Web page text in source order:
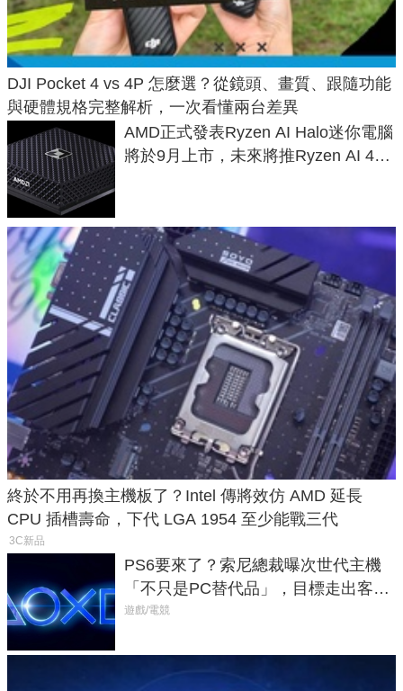
DJI Pocket 4 vs 4P 怎麼選？從鏡頭、畫質、跟隨功能
與硬體規格完整解析，一次看懂兩台差異
AMD正式發表Ryzen AI Halo迷你電腦
將於9月上市，未來將推Ryzen AI 400
終於不用再換主機板了？Intel 傳將效仿 AMD 延長
CPU 插槽壽命，下代 LGA 1954 至少能戰三代
3C新品
PS6要來了？索尼總裁曝次世代主機
「不只是PC替代品」，目標走出客
廳、進軍電競桌面
遊戲/電競